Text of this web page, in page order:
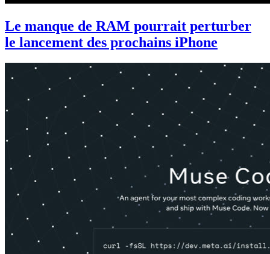
Le manque de RAM pourrait perturber
le lancement des prochains iPhone